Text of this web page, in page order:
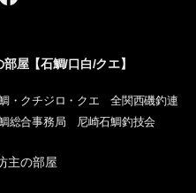
o
m
e
o
o
k
e
b
o
o
屋【石鯛/口白/クエ】
・クチジロ・クエ 全関西磯釣連
総合事務局 尼崎石鯛釣技会
主の部屋